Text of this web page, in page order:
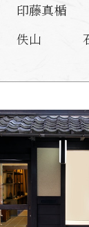
印藤真楯
佚山
内海吉堂
梅田雲浜